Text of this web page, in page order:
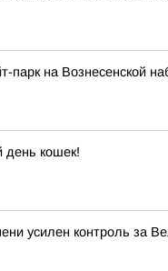
парк на Вознесенской
кошек!
усилен контроль за